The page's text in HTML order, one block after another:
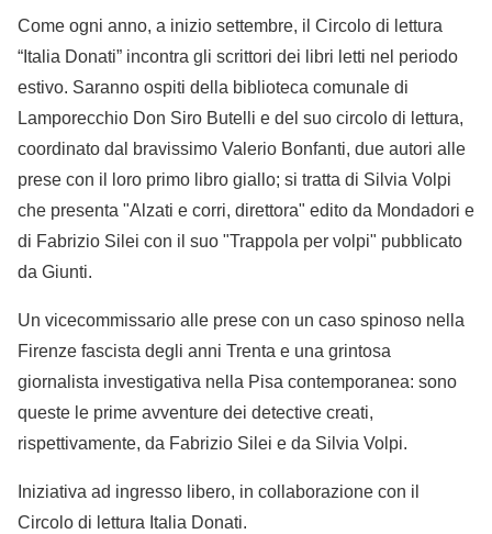
Come ogni anno, a inizio settembre, il Circolo di lettura
“Italia Donati” incontra gli scrittori dei libri letti nel periodo
estivo. Saranno ospiti della biblioteca comunale di
Lamporecchio Don Siro Butelli e del suo circolo di lettura,
coordinato dal bravissimo Valerio Bonfanti, due autori alle
prese con il loro primo libro giallo; si tratta di Silvia Volpi
che presenta "Alzati e corri, direttora" edito da Mondadori e
di Fabrizio Silei con il suo "Trappola per volpi" pubblicato
da Giunti.
Un vicecommissario alle prese con un caso spinoso nella
Firenze fascista degli anni Trenta e una grintosa
giornalista investigativa nella Pisa contemporanea: sono
queste le prime avventure dei detective creati,
rispettivamente, da Fabrizio Silei e da Silvia Volpi.
Iniziativa ad ingresso libero, in collaborazione con il
Circolo di lettura Italia Donati.